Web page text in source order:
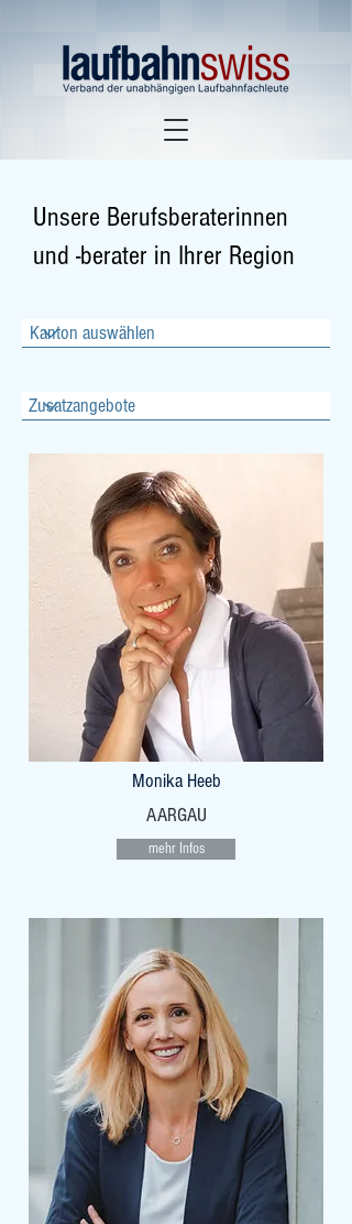
Unsere Berufsberaterinnen
und -berater in Ihrer Region
Monika Heeb
AARGAU
mehr Infos